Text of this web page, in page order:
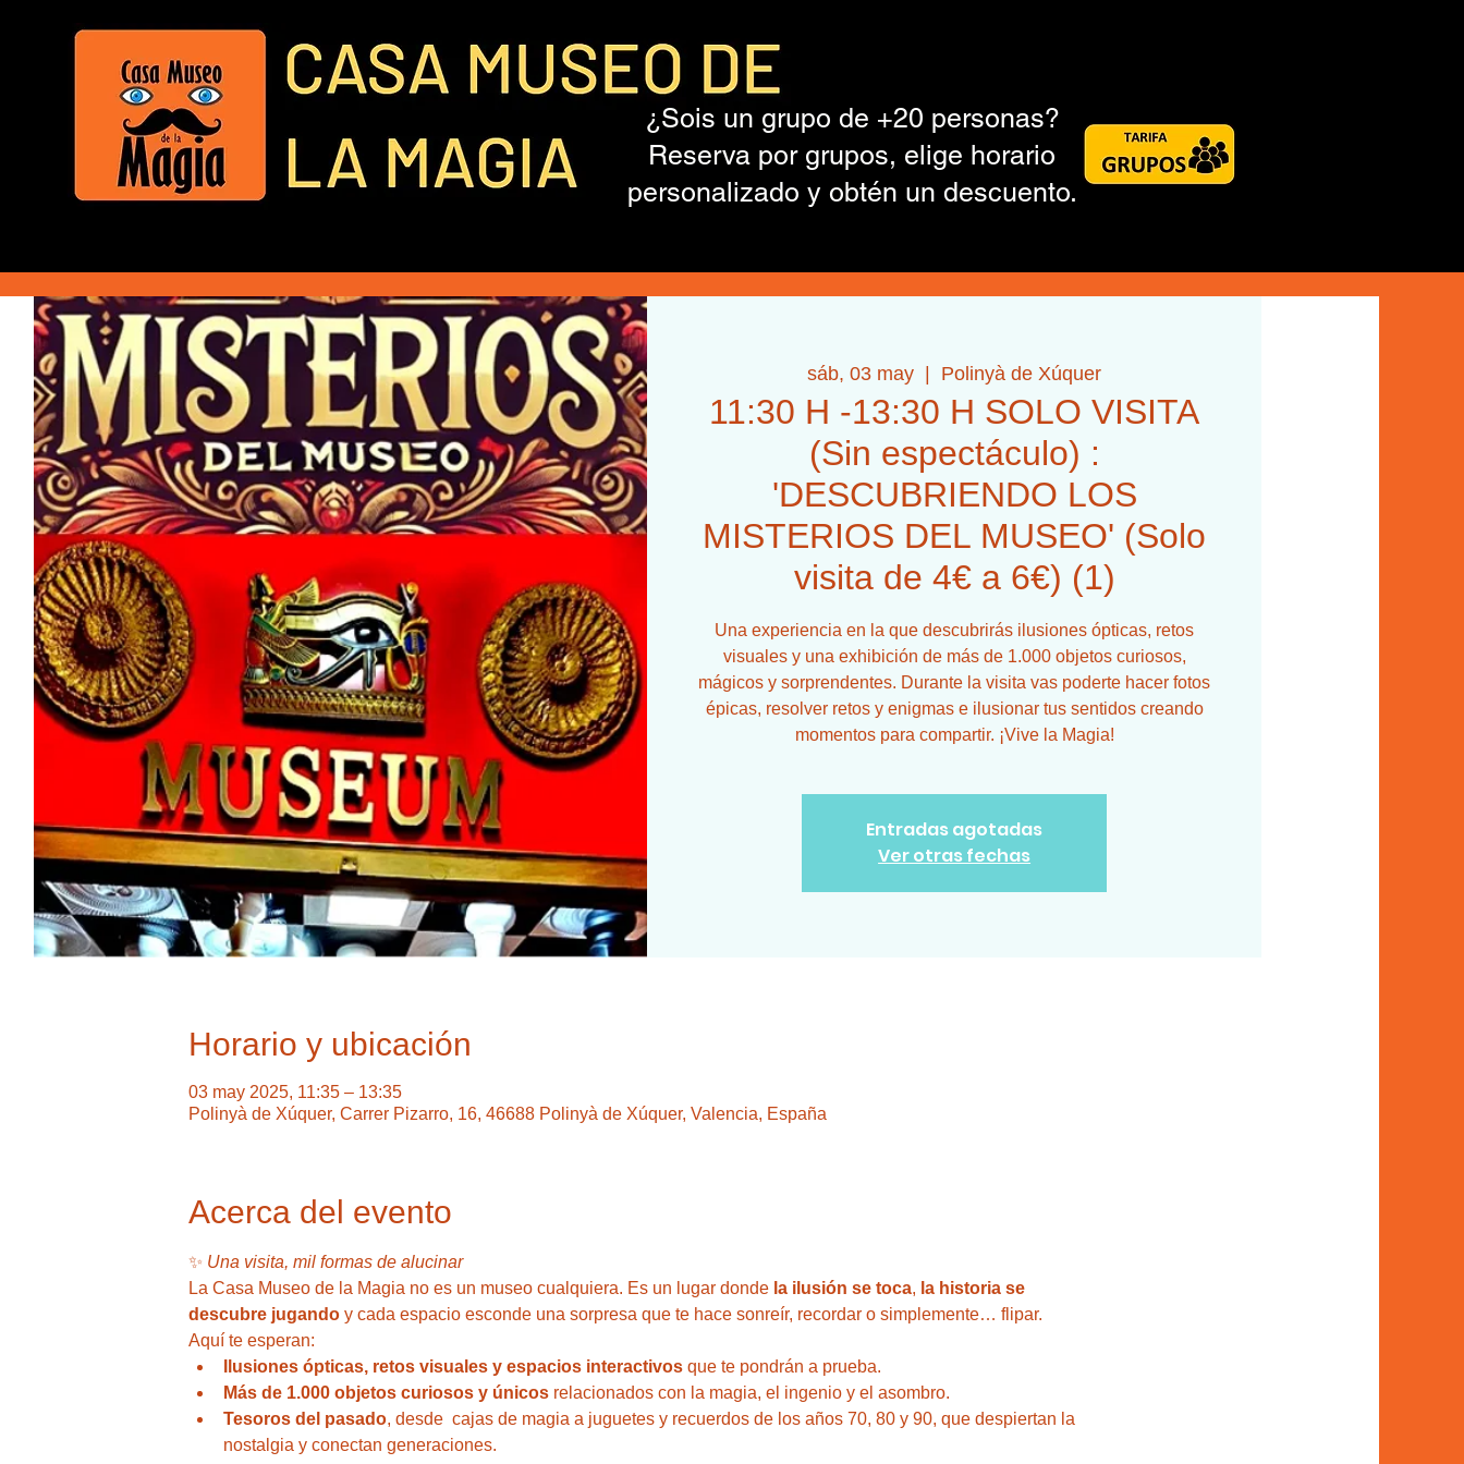
¿Sois un grupo de +20 personas?
Reserva por grupos, elige horario
personalizado y obtén un descuento.
sáb, 03 may Polinyà de Xúquer
11:30 H -13:30 H SOLO VISITA
(Sin espectáculo) :
'DESCUBRIENDO LOS
MISTERIOS DEL MUSEO' (Solo
visita de 4€ a 6€) (1)
Una experiencia en la que descubrirás ilusiones ópticas, retos
visuales y una exhibición de más de 1.000 objetos curiosos,
mágicos y sorprendentes. Durante la visita vas poderte hacer fotos
épicas, resolver retos y enigmas e ilusionar tus sentidos creando
momentos para compartir. ¡Vive la Magia!
Entradas agotadas
Ver otras fechas
Horario y ubicación
03 may 2025, 11:35 – 13:35
Polinyà de Xúquer, Carrer Pizarro, 16, 46688 Polinyà de Xúquer, Valencia, España
Acerca del evento
✨ Una visita, mil formas de alucinar
La Casa Museo de la Magia no es un museo cualquiera. Es un lugar donde la ilusión se toca, la historia se
descubre jugando y cada espacio esconde una sorpresa que te hace sonreír, recordar o simplemente… flipar.
Aquí te esperan:
Ilusiones ópticas, retos visuales y espacios interactivos que te pondrán a prueba.
Más de 1.000 objetos curiosos y únicos relacionados con la magia, el ingenio y el asombro.
Tesoros del pasado, desde  cajas de magia a juguetes y recuerdos de los años 70, 80 y 90, que despiertan la
nostalgia y conectan generaciones.